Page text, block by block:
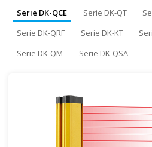
Serie DK-QCE Serie DK-QT
Serie DK-QRF
Serie DK-KT
Serie DK-QM
Serie DK-QSA